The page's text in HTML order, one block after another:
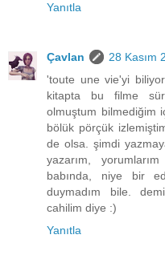
Yanıtla
Çavlan
28 Kasım
'toute une vie'yi
kitapta bu filme
olmuştum bilmediğim
bölük pörçük
de olsa. şimdi
yazarım,
babında, niye bir
duymadım bile.
cahilim diye :)
Yanıtla